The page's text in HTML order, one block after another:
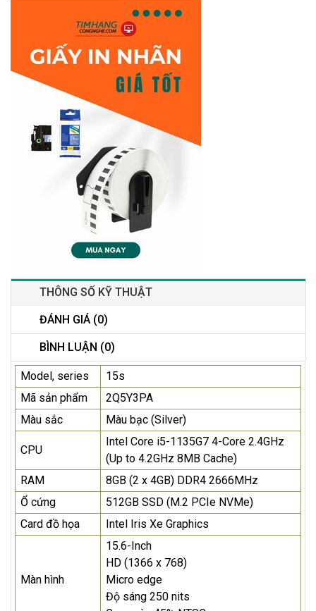
THÔNG SỐ KỸ THUẬT
ĐÁNH GIÁ (0)
BÌNH LUẬN (0)
Model, series
15s
Mã sản phẩm
2Q5Y3PA
Màu sắc
Màu bạc (Silver)
CPU
Intel Core i5-1135G7 4-Core 2.4GHz
(Up to 4.2GHz 8MB Cache)
RAM
8GB (2 x 4GB) DDR4 2666MHz
Ổ cứng
512GB SSD (M.2 PCIe NVMe)
Card đồ họa
Intel Iris Xe Graphics
Màn hình
15.6-Inch
HD (1366 x 768)
Micro edge
Độ sáng 250 nits